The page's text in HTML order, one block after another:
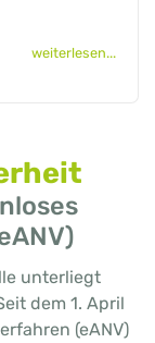
weiterlesen...
unterliegt
dem 1. April
(eANV)